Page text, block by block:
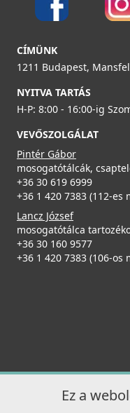
CÍMÜNK
1211 Budapest,
NYITVA TARTÁS
H-P: 8:00 - 16:00-ig
VEVŐSZOLGÁLAT
Pintér Gábor
mosogatótálcák,
+36 30 619 6999
+36 1 420 7383 (112-es
Lancz József
mosogatótálca
+36 30 160 9577
+36 1 420 7383 (106-os
Ez a